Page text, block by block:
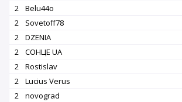
2
Belu44o
2
Sovetoff78
2
DZENIA
2
СОНЦЕ UA
2
Rostislav
2
Lucius Verus
2
novograd